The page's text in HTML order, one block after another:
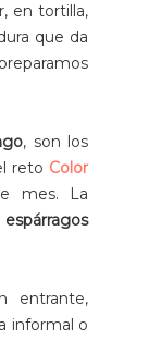
en tortilla,
que da
, son los
reto Color
mes. La
espárragos
entrante,
informal o